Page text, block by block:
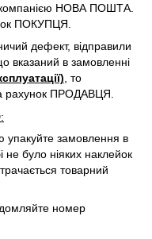
компанією НОВА ПОШТА.
ПОКУПЦЯ.
дефект, відправили
вказаний в замовленні
, то
рахунок ПРОДАВЦЯ.
замовлення в
було ніяких наклейок
товарний
номер